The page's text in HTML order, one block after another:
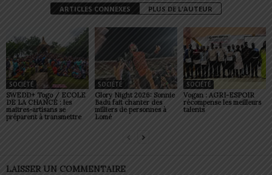
ARTICLES CONNEXES PLUS DE L'AUTEUR
SOCIÉTÉ
SWEDD+ Togo / ECOLE
DE LA CHANCE : les
maitres-artisans se
préparent à transmettre
SOCIÉTÉ
Glory Night 2026: Sonnie
Badu fait chanter des
milliers de personnes à
Lomé
SOCIÉTÉ
Vogan : AGRI-ESPOIR
récompense les meilleurs
talents
LAISSER UN COMMENTAIRE